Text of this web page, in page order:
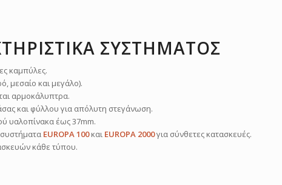
ΣΥΣΤΗΜΑΤΟΣ
καμπύλες.
μεσαίο και μεγάλο).
αρμοκάλυπτρα.
και φύλλου για απόλυτη στεγάνωση.
υαλοπίνακα έως 37mm.
EUROPA 100και EUROPA 2000για σύνθετες κατασκευές.
κάθε τύπου.